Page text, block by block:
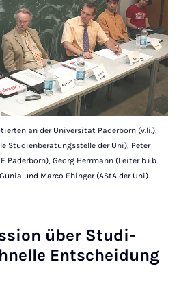
an der Universität Paderborn (v.li.):
Studienberatungsstelle der Uni), Peter
Paderborn), Georg Herrmann (Leiter b.i.b.
und Marco Ehinger (AStA der Uni).
über Stud­i­
Entscheidung